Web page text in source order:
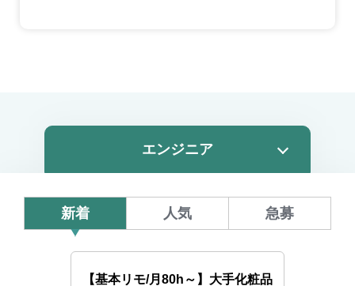
新着 人気 急募
【基本リモ/月80h～】大手化粧品